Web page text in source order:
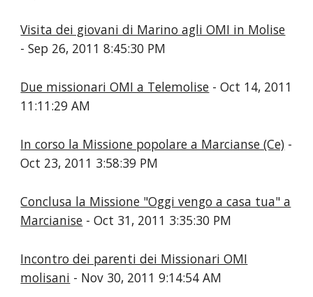
Visita dei giovani di Marino agli OMI in Molise
- Sep 26, 2011 8:45:30 PM
Due missionari OMI a Telemolise - Oct 14, 2011
11:11:29 AM
In corso la Missione popolare a Marcianse (Ce) -
Oct 23, 2011 3:58:39 PM
Conclusa la Missione "Oggi vengo a casa tua" a
Marcianise - Oct 31, 2011 3:35:30 PM
Incontro dei parenti dei Missionari OMI
molisani - Nov 30, 2011 9:14:54 AM